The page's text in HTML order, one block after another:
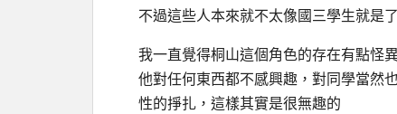
不過這些人本來就不太像國三學生就是
我一直覺得桐山這個角色的存在有點怪
他對任何東西都不感興趣，對同學當然
性的掙扎，這樣其實是很無趣的